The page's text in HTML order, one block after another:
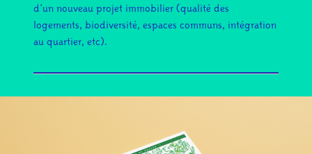
d’un nouveau projet immobilier (qualité des
logements, biodiversité, espaces communs, intégration
au quartier, etc).